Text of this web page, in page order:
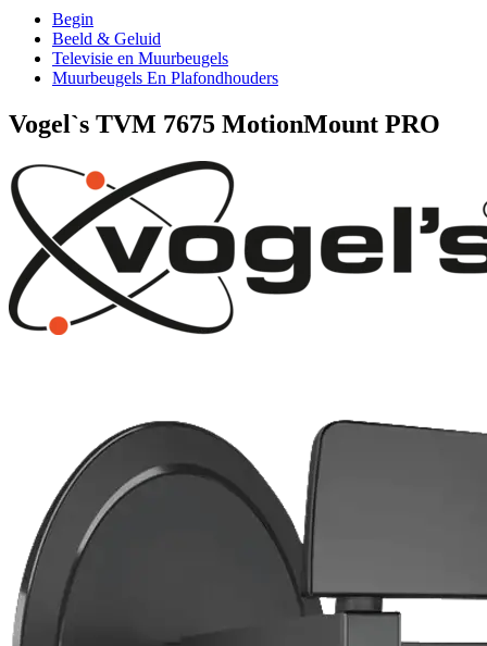
Begin
Beeld & Geluid
Televisie en Muurbeugels
Muurbeugels En Plafondhouders
Vogel`s TVM 7675 MotionMount PRO